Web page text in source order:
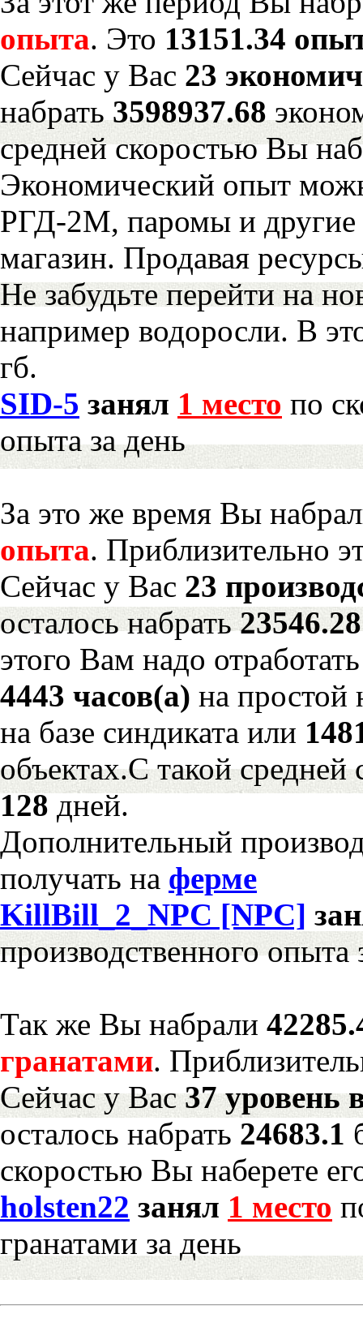
опыта. Это 13151.34
Сейчас у Вас 23
набрать3598937.68
средней скоростью Вы
Экономический опыт
РГД-2М, паромы и другие
магазин. Продавая
Не забудьте перейти на
например водоросли. В
гб.
SID-5 занял 1 место по
опыта за день
За это же время Вы
опыта. Приблизительно
Сейчас у Вас 23
осталось набрать
этого Вам надо отработать
4443 часов(а) на
на базе синдиката или
объектах.С такой средней
128дней.
Дополнительный
получать на ферме
KillBill_2_NPC [NPC]
производственного опыта
Так же Вы набрали
гранатами.
Сейчас у Вас37 уровень
осталось набрать 24683.1
скоростью Вы наберете
holsten22 занял 1 место
гранатами за день